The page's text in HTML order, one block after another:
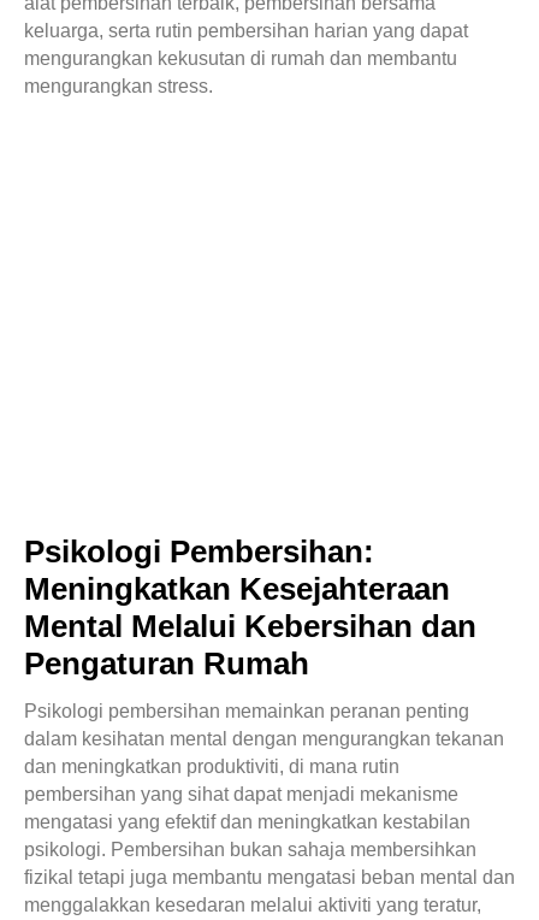
keluarga, serta rutin pembersihan harian yang dapat
mengurangkan kekusutan di rumah dan membantu
mengurangkan stress.
Psikologi Pembersihan:
Meningkatkan Kesejahteraan
Mental Melalui Kebersihan dan
Pengaturan Rumah
Psikologi pembersihan memainkan peranan penting
dalam kesihatan mental dengan mengurangkan tekanan
dan meningkatkan produktiviti, di mana rutin
pembersihan yang sihat dapat menjadi mekanisme
mengatasi yang efektif dan meningkatkan kestabilan
psikologi. Pembersihan bukan sahaja membersihkan
fizikal tetapi juga membantu mengatasi beban mental dan
menggalakkan kesedaran melalui aktiviti yang teratur,